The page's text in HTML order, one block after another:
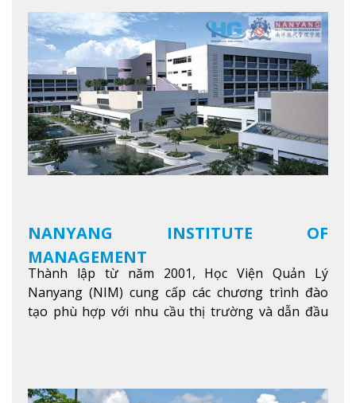
NANYANG INSTITUTE OF
MANAGEMENT
Thành lập từ năm 2001, Học Viện Quản Lý
Nanyang (NIM) cung cấp các chương trình đào
tạo phù hợp với nhu cầu thị trường và dẫn đầu
học tập và nghiên cứu chất lượng nhằm nâng cao